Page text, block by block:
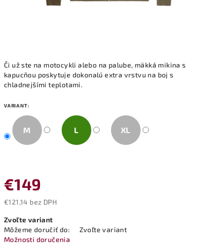
Či už ste na motocykli alebo na palube, mäkká mikina s
kapucňou poskytuje dokonalú extra vrstvu na boj s
chladnejšími teplotami.
VARIANT:
M L XL
€149
€121,14 bez DPH
cena:
Zvoľte variant
Môžeme doručiť do:
Zvoľte variant
Možnosti doručenia